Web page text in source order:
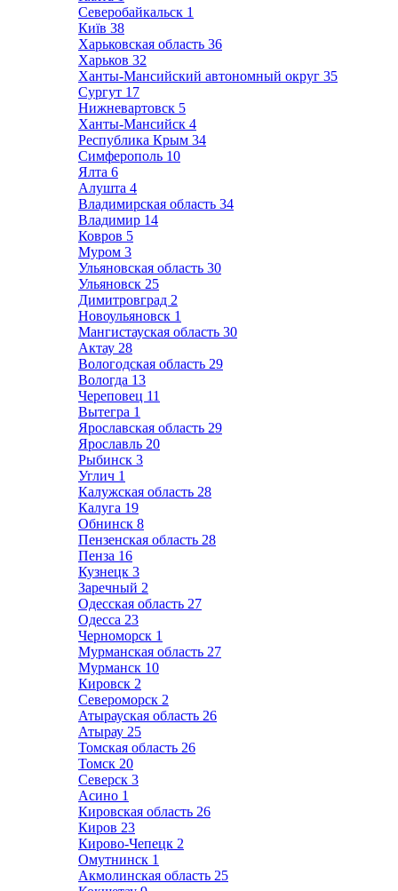
Северобайкальск 1
Київ 38
Харьковская область 36
Харьков 32
Ханты-Мансийский автономный округ 35
Сургут 17
Нижневартовск 5
Ханты-Мансийск 4
Республика Крым 34
Симферополь 10
Ялта 6
Алушта 4
Владимирская область 34
Владимир 14
Ковров 5
Муром 3
Ульяновская область 30
Ульяновск 25
Димитровград 2
Новоульяновск 1
Мангистауская область 30
Актау 28
Вологодская область 29
Вологда 13
Череповец 11
Вытегра 1
Ярославская область 29
Ярославль 20
Рыбинск 3
Углич 1
Калужская область 28
Калуга 19
Обнинск 8
Пензенская область 28
Пенза 16
Кузнецк 3
Заречный 2
Одесская область 27
Одесса 23
Черноморск 1
Мурманская область 27
Мурманск 10
Кировск 2
Североморск 2
Атырауская область 26
Атырау 25
Томская область 26
Томск 20
Северск 3
Асино 1
Кировская область 26
Киров 23
Кирово-Чепецк 2
Омутнинск 1
Акмолинская область 25